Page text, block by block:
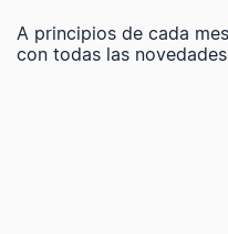
A principios de cada
con todas las